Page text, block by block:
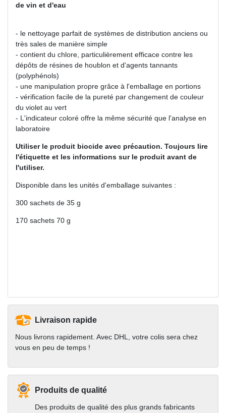
de vin et d'eau
- le nettoyage parfait de systèmes de distribution anciens ou
très sales de manière simple
- contient du chlore, particulièrement efficace contre les
dépôts de résines de houblon et d'agents tannants
(polyphénols)
- une manipulation propre grâce à l'emballage en portions
- vérification facile de la pureté par changement de couleur
du violet au vert
- L'indicateur coloré offre la même sécurité que l'analyse en
laboratoire
Utiliser le produit biocide avec précaution. Toujours lire
l'étiquette et les informations sur le produit avant de
l'utiliser.
Disponible dans les unités d'emballage suivantes :
300 sachets de 35 g
170 sachets 70 g
Livraison rapide
Nous livrons rapidement. Avec DHL, votre colis sera chez
vous en peu de temps !
Produits de qualité
Des produits de qualité des plus grands fabricants